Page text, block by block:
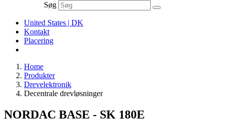
Søg
United States | DK
Kontakt
Placering
Home
Produkter
Drevelektronik
Decentrale drevløsninger
NORDAC BASE - SK 180E